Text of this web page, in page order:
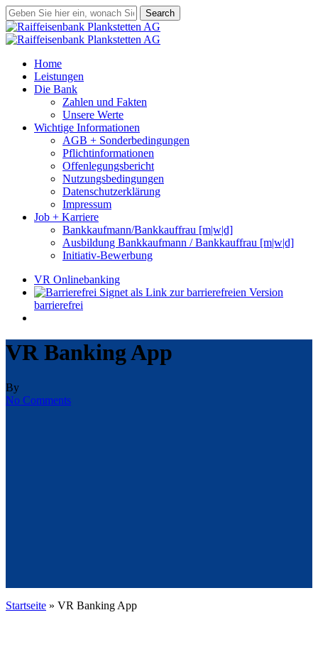
Skip
to
main
Search
Close
Search
search
Menu
Home
Leistungen
Die Bank
Zahlen und Fakten
Unsere Werte
Wichtige Informationen
AGB + Sonderbedingungen
Pflichtinformationen
Offenlegungsbericht
Nutzungsbedingungen
Datenschutzerklärung
Impressum
Job + Karriere
Bankkaufmann/Bankkauffrau [m|w|d]
Ausbildung Bankkaufmann / Bankkauffrau [m|w|d]
Initiativ-Bewerbung
VR Onlinebanking
barrierefrei
VR Banking App
By
No Comments
Startseite » VR Banking App